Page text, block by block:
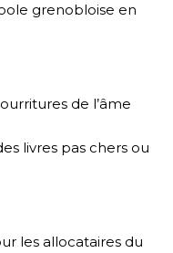
grenobloise en
de l’âme
livres pas chers ou
les allocataires du